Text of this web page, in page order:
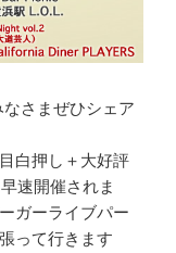
さまぜひシェア
白押し＋大好評
速開催されま
ガーライブパー
って行きます